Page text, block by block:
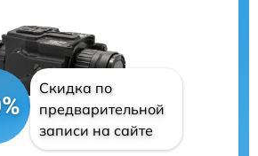
Скидка по
предварительной
записи на сайте